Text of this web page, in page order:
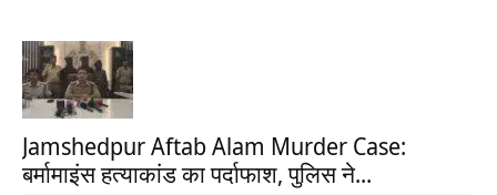
Jamshedpur Aftab Alam Murder Case:
बर्मामाइंस हत्याकांड का पर्दाफाश, पुलिस ने...